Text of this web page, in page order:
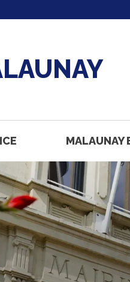
MALAUNAY